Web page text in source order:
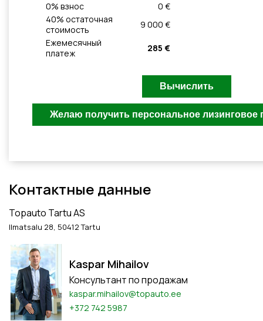
0% взнос
0 €
40% остаточная
стоимость
9 000 €
Ежемесячный
платеж
285 €
Контактные данные
Topauto Tartu AS
Ilmatsalu 28, 50412 Tartu
Kaspar Mihailov
Консультант по продажам
kaspar.mihailov@topauto.ee
+372 742 5987